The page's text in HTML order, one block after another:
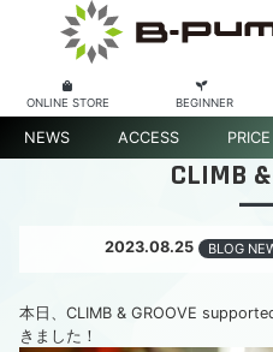
ONLINE STORE BEGINNER
NEWS ACCESS PRICE
CLIMB &
2023.08.25 BLOG
本日、CLIMB & GROOVE
きました！